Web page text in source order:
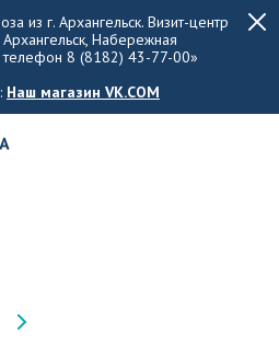
из г. Архангельск. Визит-центр
Архангельск, Набережная
8 (8182) 43-77-00»
Наш магазин VK.COM